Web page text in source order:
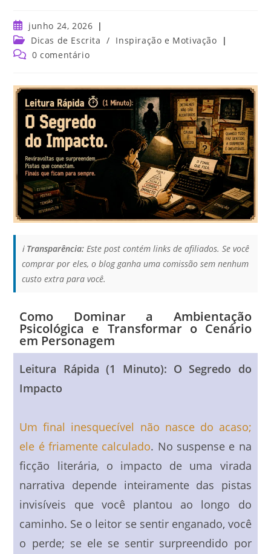
junho 24, 2026
Dicas de Escrita / Inspiração e Motivação
0 comentário
ℹ️ Transparência: Este post contém links de afiliados. Se você
comprar por eles, o blog ganha uma comissão sem nenhum
custo extra para você.
Como Dominar a Ambientação
Psicológica e Transformar o Cenário
em Personagem
Leitura Rápida (1 Minuto): O Segredo do
Impacto
Um final inesquecível não nasce do acaso;
ele é friamente calculado. No suspense e na
ficção literária, o impacto de uma virada
narrativa depende inteiramente das pistas
invisíveis que você plantou ao longo do
caminho. Se o leitor se sentir enganado, você
o perde; se ele se sentir surpreendido por